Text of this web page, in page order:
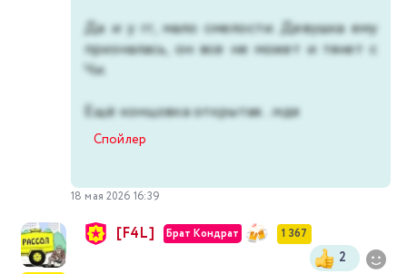
Да и у гг, мало смелости. Девушка ему
призналась, он все не может и тянет с
Чи.
Ещё концовка открытая...мдя
Спойлер
18 мая 2026 16:39
[F4L] Брат Кондрат 1 367
2